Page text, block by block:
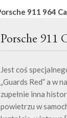
Porsche 911
Jest coś
„Guards Red” a w
zupełnie inna
powietrzu w